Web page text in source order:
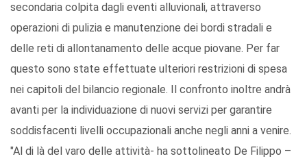
secondaria colpita dagli eventi alluvionali, attraverso
operazioni di pulizia e manutenzione dei bordi stradali e
delle reti di allontanamento delle acque piovane. Per far
questo sono state effettuate ulteriori restrizioni di spesa
nei capitoli del bilancio regionale. Il confronto inoltre andrà
avanti per la individuazione di nuovi servizi per garantire
soddisfacenti livelli occupazionali anche negli anni a venire.
"Al di là del varo delle attività- ha sottolineato De Filippo –